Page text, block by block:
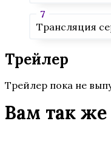
Трансляция
Трейлер
Трейлер пока не
Вам так